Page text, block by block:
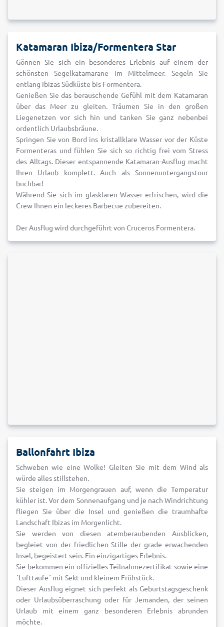
Katamaran Ibiza/Formentera Star
Gönnen Sie sich ein besonderes Erlebnis auf einem der
schönsten Segelkatamarane im Mittelmeer. Segeln Sie
entlang Ibizas Südküste bis Formentera.
Genießen Sie das berauschende Gefühl mit dem Katamaran
über das Meer zu gleiten. Träumen Sie in den großen
Liegenetzen vor sich hin und tanken Sie ganz nebenbei
ordentlich Urlaubsbräune.
Springen Sie von Bord ins kristallklare Wasser vor der Küste
Formenteras und fühlen Sie sich so richtig frei vom Stress
des Alltags. Dieser entspannende Katamaran-Ausflug macht
Ihren Urlaub komplett. Auch als Sonnenuntergangstour
buchbar!
Während Sie sich im glasklaren Wasser erfrischen, wird die
Crew Ihnen ein leckeres Barbecue zubereiten.
Der Ausflug wird durchgeführt von Cruceros Formentera.
Ballonfahrt Ibiza
Schweben wie eine Wolke! Gleiten Sie mit dem Wind als
würde alles stillstehen.
Sie steigen im Morgengrauen auf, wenn die Temperatur
kühler ist. Vor dem Sonnenaufgang und je nach Windrichtung
fliegen Sie über die Insel und genießen die traumhafte
Landschaft Ibizas im Morgenlicht.
Sie werden von diesen atemberaubenden Ausblicken,
begleiet von der friedlichen Stille der grade erwachenden
Insel, begeistert sein. Ein einzigartiges Erlebnis.
Sie bekommen ein offizielles Teilnahmezertifikat sowie eine
´Lufttaufe´ mit Sekt und kleinem Frühstück.
Dieser Ausflug eignet sich perfekt als Geburtstagsgeschenk
oder Urlaubsüberraschung oder für Jemanden, der seinen
Urlaub mit einem ganz besonderen Erlebnis abrunden
möchte.